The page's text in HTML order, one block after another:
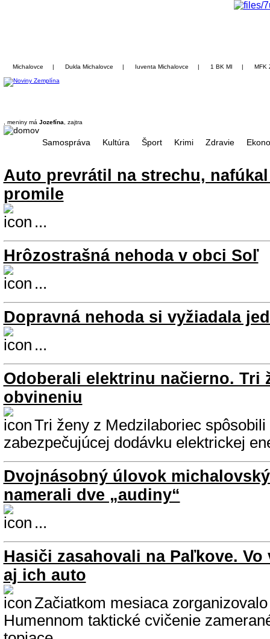
Michalovce | Dukla Michalovce | Iuventa Michalovce | 1 BK MI | MFK
, meniny má Jozefína , zajtra
Samospráva Kultúra Šport Krimi Zdravie
Auto prevrátil na strechu,
promile
...
Hrôzostrašná nehoda v obci Soľ
...
Dopravná nehoda si vyžiadala
...
Odoberali elektrinu načierno. Tri
obvineniu
Tri ženy z Medzilaboriec
zabezpečujúcej dodávku elektrickej
Dvojnásobný úlovok
namerali dve „audiny“
...
Hasiči zasahovali na Paľkove.
aj ich auto
Začiatkom mesiaca
Humennom taktické cvičenie